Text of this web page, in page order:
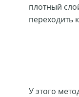
плотный
переходить
У этого